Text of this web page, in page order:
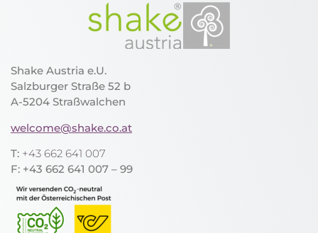
Shake Austria e.U.
Salzburger Straße 52 b
A-5204 Straßwalchen
welcome@shake.co.at
T: +43 662 641 007
F: +43 662 641 007 – 99